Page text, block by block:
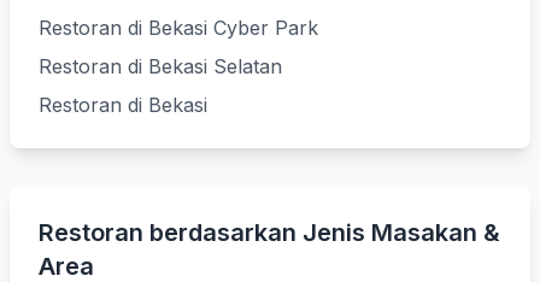
Restoran di Bekasi Cyber Park
Restoran di Bekasi Selatan
Restoran di Bekasi
Restoran berdasarkan Jenis Masakan &
Area